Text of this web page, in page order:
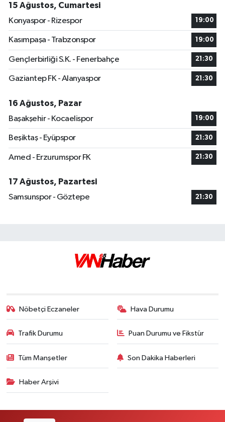
15 Ağustos, Cumartesi
Konyaspor - Rizespor
19:00
Kasımpaşa - Trabzonspor 19:00
Gençlerbirliği S.K. - Fenerbahçe 21:30
Gaziantep FK - Alanyaspor 21:30
16 Ağustos, Pazar
Başakşehir - Kocaelispor
19:00
Beşiktaş - Eyüpspor 21:30
Amed - Erzurumspor FK 21:30
17 Ağustos, Pazartesi
Samsunspor - Göztepe
21:30
Nöbetçi Eczaneler Hava Durumu
Trafik Durumu Puan Durumu ve Fikstür
Tüm Manşetler Son Dakika Haberleri
Haber Arşivi